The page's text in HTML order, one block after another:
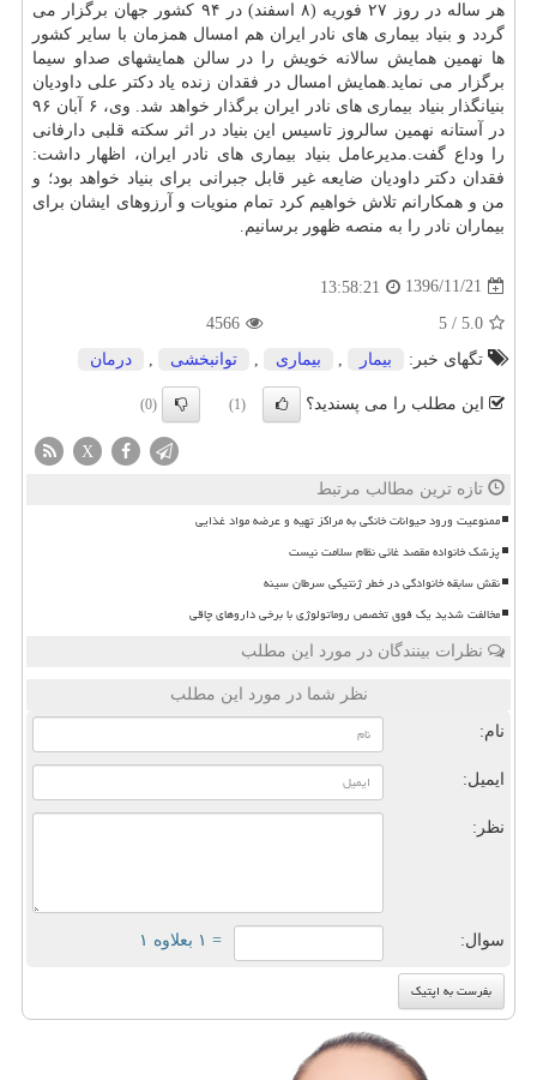
هر ساله در روز ۲۷ فوریه (۸ اسفند) در ۹۴ كشور جهان برگزار می
گردد و بنیاد بیماری های نادر ایران هم امسال همزمان با سایر كشور
ها نهمین همایش سالانه خویش را در سالن همایشهای صداو سیما
برگزار می نماید.همایش امسال در فقدان زنده یاد دكتر علی داودیان
بنیانگذار بنیاد بیماری های نادر ایران برگذار خواهد شد. وی، ۶ آبان ۹۶
در آستانه نهمین سالروز تاسیس این بنیاد در اثر سكته قلبی دارفانی
را وداع گفت.مدیرعامل بنیاد بیماری های نادر ایران، اظهار داشت:
فقدان دكتر داودیان ضایعه غیر قابل جبرانی برای بنیاد خواهد بود؛ و
من و همكارانم تلاش خواهیم كرد تمام منویات و آرزوهای ایشان برای
بیماران نادر را به منصه ظهور برسانیم.
1396/11/21
13:58:21
5.0
/
5
4566
تگهای خبر:
بیمار بیماری توانبخشی درمان
این مطلب را می پسندید؟ (1)
(0)
X
تازه ترین مطالب مرتبط
ممنوعیت ورود حیوانات خانگی به مراکز تهیه و عرضه مواد غذایی
پزشک خانواده مقصد غائی نظام سلامت نیست
نقش سابقه خانوادگی در خطر ژنتیکی سرطان سینه
مخالفت شدید یک فوق تخصص روماتولوژی با برخی داروهای چاقی
نظرات بینندگان در مورد این مطلب
نظر شما در مورد این مطلب
نام:
ایمیل:
نظر:
سوال: = ۱ بعلاوه ۱